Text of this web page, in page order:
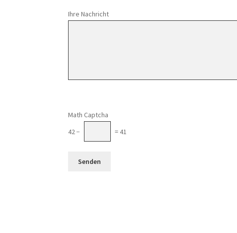
Ihre Nachricht
Math Captcha
42 −
= 41